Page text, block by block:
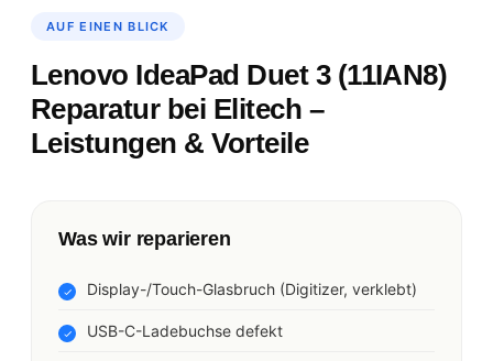
AUF EINEN BLICK
Lenovo IdeaPad Duet 3 (11IAN8)
Reparatur bei Elitech –
Leistungen & Vorteile
Was wir reparieren
Display-/Touch-Glasbruch (Digitizer, verklebt)
USB-C-Ladebuchse defekt